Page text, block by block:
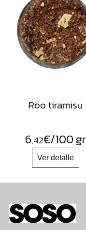
Roo tiramisu
6,42€/100 gr